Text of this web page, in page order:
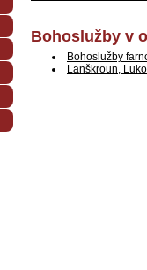
Bohoslužby v
Bohoslužby
Lanškroun,